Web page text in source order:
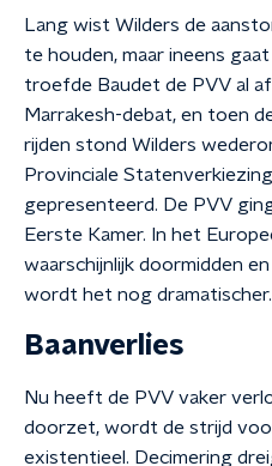
Lang wist Wilders de
te houden, maar ineens
troefde Baudet de PVV al
Marrakesh-debat, en toen
rijden stond Wilders
Provinciale
gepresenteerd. De PVV
Eerste Kamer. In het
waarschijnlijk doormidden
wordt het nog dramatischer.
Baanverlies
Nu heeft de PVV vaker
doorzet, wordt de strijd
existentieel. Decimering